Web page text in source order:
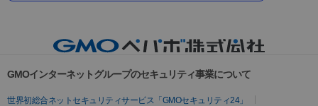
GMOインターネットグループのセキュリティ事業について
世界初総合ネットセキュリティサービス「GMOセキュリティ24」